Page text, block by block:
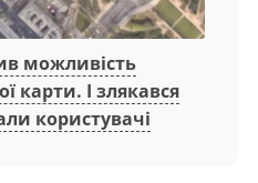
можливість
карти. І злякався
користувачі